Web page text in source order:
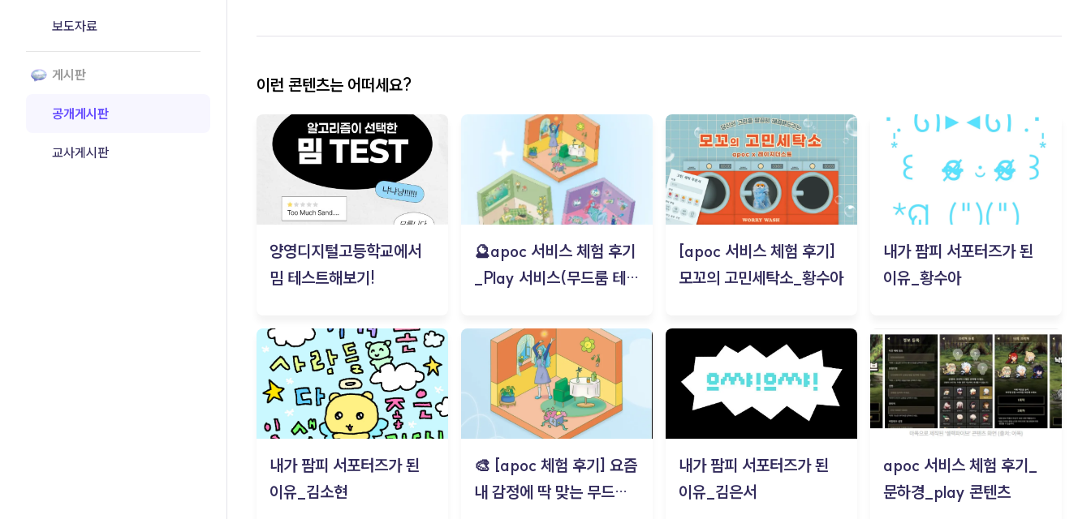
보도자료
게시판
공개게시판
교사게시판
이런 콘텐츠는 어떠세요?
양영디지털고등학교에서
밈 테스트해보기!
🔮apoc 서비스 체험 후기
_Play 서비스(무드룸 테스
[apoc 서비스 체험 후기]
모꼬의 고민세탁소_황수아
내가 팜피 서포터즈가 된
이유_황수아
내가 팜피 서포터즈가 된
이유_김소현
🎨 [apoc 체험 후기] 요즘
내 감정에 딱 맞는 무드룸
내가 팜피 서포터즈가 된
이유_김은서
apoc 서비스 체험 후기_
문하경_play 콘텐츠